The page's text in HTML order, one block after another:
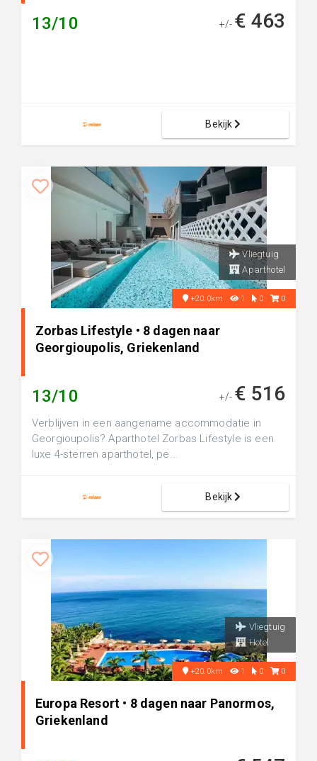
13/10 +/- € 463
Bekijk
Vliegtuig
Aparthotel
+20.0km 1 0 0
Zorbas Lifestyle • 8 dagen naar
Georgioupolis, Griekenland
13/10 +/- € 516
Verblijven in een aangename accommodatie in
Georgioupolis? Aparthotel Zorbas Lifestyle is een
luxe 4-sterren aparthotel, pe...
Bekijk
Vliegtuig
Hotel
+20.0km 1 0 0
Europa Resort • 8 dagen naar Panormos,
Griekenland